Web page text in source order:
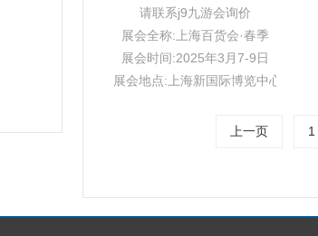
请联系j9九游会询价
展会全称:上海百货会·春季
展会时间:2025年3月7-9日
展会地点:上海新国际博览中心w1-w5
上一页 1